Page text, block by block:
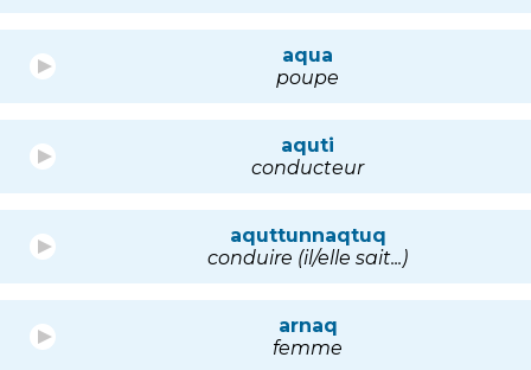
aqua
poupe
aquti
conducteur
aquttunnaqtuq
conduire (il/elle sait...)
arnaq
femme